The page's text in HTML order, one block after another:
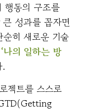
행동의 구조를
성과를 꼽자면
히 새로운 기술
‘나의 일하는 방
.
젝트를 스스로